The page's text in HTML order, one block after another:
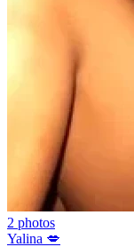
2 photos
Yalina 💋